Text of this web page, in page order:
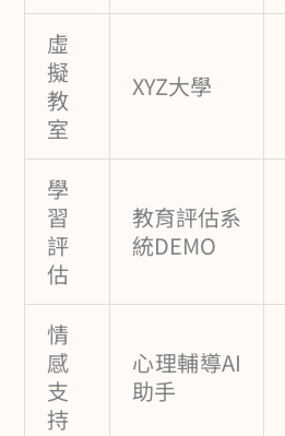
虛
擬
教
室
XYZ大學
學
習
評
估
教育評估系
統DEMO
情
感
支
持
心理輔導AI
助手